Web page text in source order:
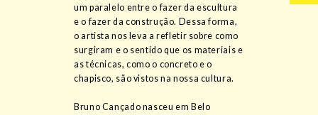
um paralelo entre o fazer da escultura
e o fazer da construção. Dessa forma,
o artista nos leva a refletir sobre como
surgiram e o sentido que os materiais e
as técnicas, como o concreto e o
chapisco, são vistos na nossa cultura.
Bruno Cançado nasceu em Belo